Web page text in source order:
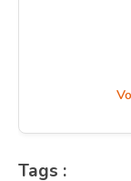
Tags :